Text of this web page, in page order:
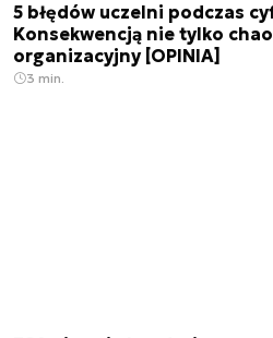
5 błędów uczelni podczas
Konsekwencją nie tylko
organizacyjny [OPINIA]
3 min.